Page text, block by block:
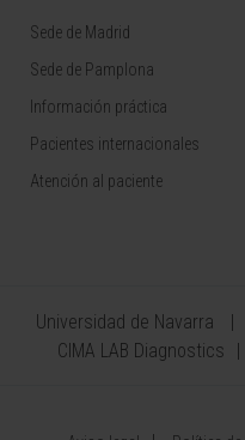
Sede de Madrid
Sede de Pamplona
Información práctica
Pacientes internacionales
Atención al paciente
Universidad de Navarra
CIMA LAB Diagnostics